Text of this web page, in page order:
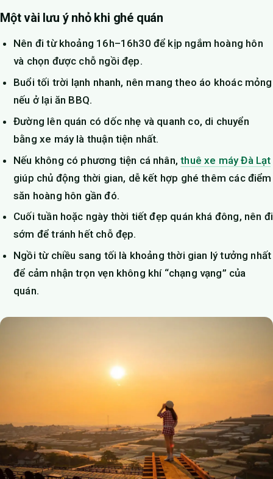
Một vài lưu ý nhỏ khi ghé quán
Nên đi từ khoảng 16h–16h30 để kịp ngắm hoàng hôn
và chọn được chỗ ngồi đẹp.
Buổi tối trời lạnh nhanh, nên mang theo áo khoác mỏng
nếu ở lại ăn BBQ.
Đường lên quán có dốc nhẹ và quanh co, di chuyển
bằng xe máy là thuận tiện nhất.
Nếu không có phương tiện cá nhân,thuê xe máy Đà Lạt
giúp chủ động thời gian, dễ kết hợp ghé thêm các điểm
săn hoàng hôn gần đó.
Cuối tuần hoặc ngày thời tiết đẹp quán khá đông, nên đi
sớm để tránh hết chỗ đẹp.
Ngồi từ chiều sang tối là khoảng thời gian lý tưởng nhất
để cảm nhận trọn vẹn không khí “chạng vạng” của
quán.